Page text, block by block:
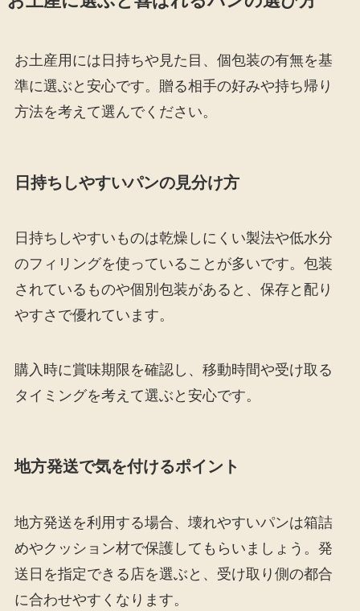
お土産用には日持ちや見た目、個包装の有無を基
準に選ぶと安心です。贈る相手の好みや持ち帰り
方法を考えて選んでください。
日持ちしやすいパンの見分け方
日持ちしやすいものは乾燥しにくい製法や低水分
のフィリングを使っていることが多いです。包装
されているものや個別包装があると、保存と配り
やすさで優れています。
購入時に賞味期限を確認し、移動時間や受け取る
タイミングを考えて選ぶと安心です。
地方発送で気を付けるポイント
地方発送を利用する場合、壊れやすいパンは箱詰
めやクッション材で保護してもらいましょう。発
送日を指定できる店を選ぶと、受け取り側の都合
に合わせやすくなります。